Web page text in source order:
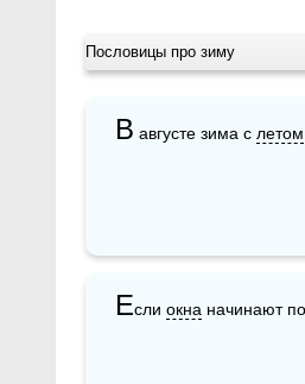
Пословицы про зиму
В августе зима с летом
Если окна начинают